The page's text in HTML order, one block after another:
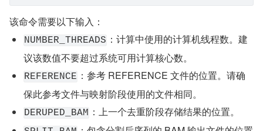
该命令需要以下输入：
NUMBER_THREADS ：计算中使用的计算机线程数。建
议该数值不要超过系统可用计算核心数。
REFERENCE ：参考 REFERENCE 文件的位置。请确
保此参考文件与映射阶段使用的文件相同。
DERUPED_BAM ：上一个去重阶段存储结果的位置。